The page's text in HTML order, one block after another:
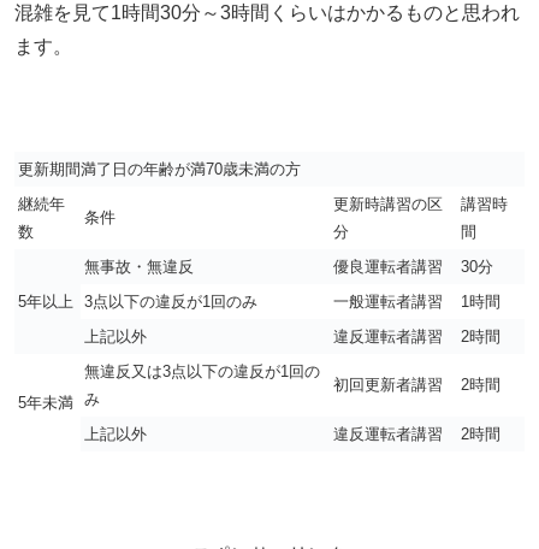
混雑を見て1時間30分～3時間くらいはかかるものと思われ
ます。
更新期間満了日の年齢が満70歳未満の方
継続年
数
条件
更新時講習の区
分
講習時
間
5年以上
無事故・無違反 優良運転者講習
30分
3点以下の違反が1回のみ
一般運転者講習
1時間
上記以外
違反運転者講習 2時間
5年未満
無違反又は3点以下の違反が1回の
み
初回更新者講習 2時間
上記以外 違反運転者講習 2時間